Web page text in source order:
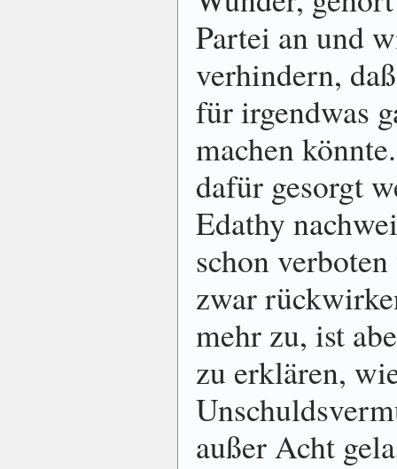
Partei an und
verhindern,
für irgendwas
machen
dafür gesorgt
Edathy
schon
zwar
mehr zu, ist
zu erklären,
außer Acht